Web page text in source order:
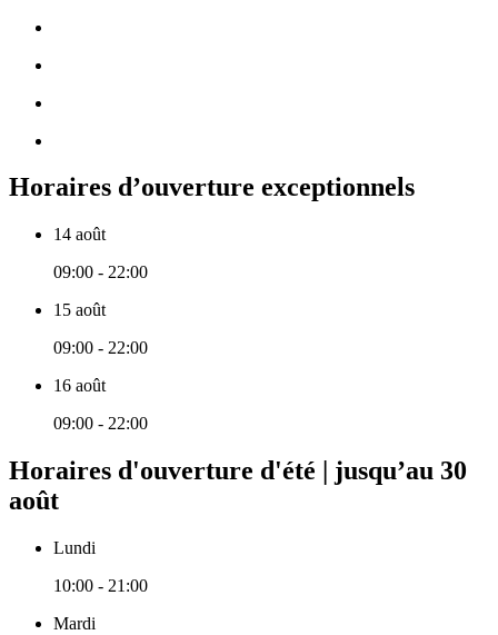
Horaires d’ouverture exceptionnels
14 août
09:00 - 22:00
15 août
09:00 - 22:00
16 août
09:00 - 22:00
Horaires d'ouverture d'été | jusqu’au 30
août
Lundi
10:00 - 21:00
Mardi